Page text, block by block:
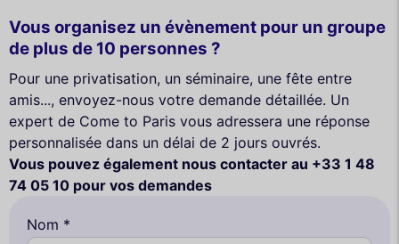
Vous organisez un évènement pour un groupe
de plus de 10 personnes ?
Pour une privatisation, un séminaire, une fête entre
amis..., envoyez-nous votre demande détaillée. Un
expert de Come to Paris vous adressera une réponse
personnalisée dans un délai de 2 jours ouvrés.
Vous pouvez également nous contacter au +33 1 48
74 05 10 pour vos demandes
Nom *